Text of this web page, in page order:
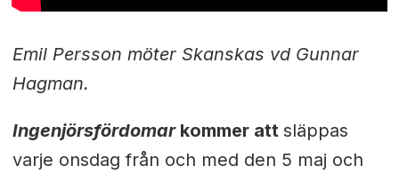
Emil Persson möter Skanskas vd Gunnar
Hagman.
Ingenjörsfördomarkommer att släppas
varje onsdag från och med den 5 maj och